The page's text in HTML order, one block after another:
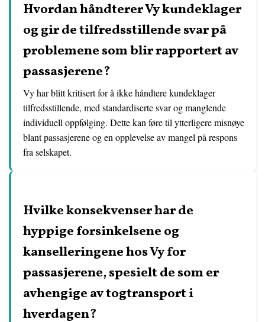
Hvordan håndterer Vy kundeklager
og gir de tilfredsstillende svar på
problemene som blir rapportert av
passasjerene?
Vy har blitt kritisert for å ikke håndtere kundeklager
tilfredsstillende, med standardiserte svar og manglende
individuell oppfølging. Dette kan føre til ytterligere misnøye
blant passasjerene og en opplevelse av mangel på respons
fra selskapet.
Hvilke konsekvenser har de
hyppige forsinkelsene og
kanselleringene hos Vy for
passasjerene, spesielt de som er
avhengige av togtransport i
hverdagen?